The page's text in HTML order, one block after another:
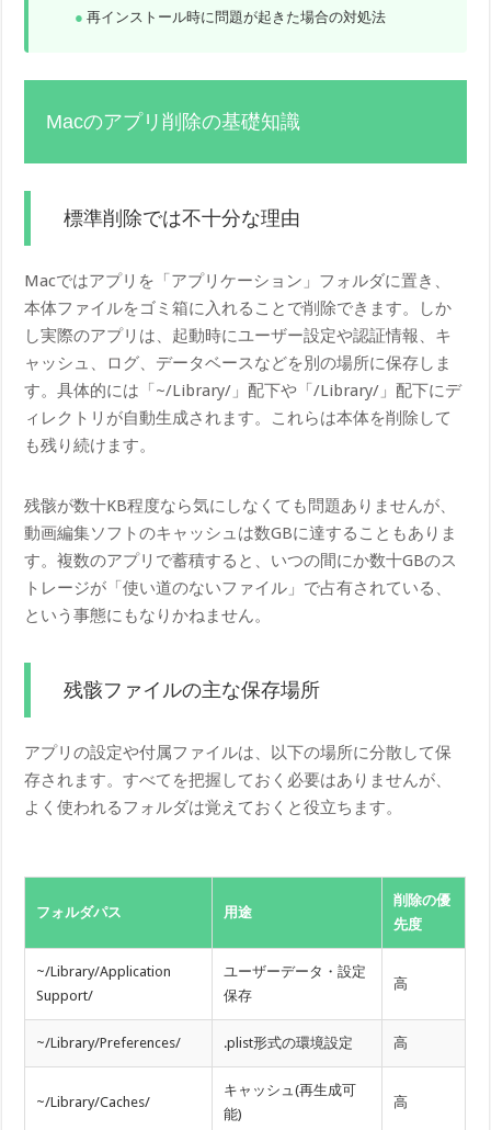
再インストール時に問題が起きた場合の対処法
Macのアプリ削除の基礎知識
標準削除では不十分な理由
Macではアプリを「アプリケーション」フォルダに置き、
本体ファイルをゴミ箱に入れることで削除できます。しか
し実際のアプリは、起動時にユーザー設定や認証情報、キ
ャッシュ、ログ、データベースなどを別の場所に保存しま
す。具体的には「~/Library/」配下や「/Library/」配下にデ
ィレクトリが自動生成されます。これらは本体を削除して
も残り続けます。
残骸が数十KB程度なら気にしなくても問題ありませんが、
動画編集ソフトのキャッシュは数GBに達することもありま
す。複数のアプリで蓄積すると、いつの間にか数十GBのス
トレージが「使い道のないファイル」で占有されている、
という事態にもなりかねません。
残骸ファイルの主な保存場所
アプリの設定や付属ファイルは、以下の場所に分散して保
存されます。すべてを把握しておく必要はありませんが、
よく使われるフォルダは覚えておくと役立ちます。
フォルダパス 用途
削除の優
先度
~/Library/Application
Support/
ユーザーデータ・設定
保存
高
~/Library/Preferences/ .plist形式の環境設定 高
~/Library/Caches/
キャッシュ(再生成可
能)
高